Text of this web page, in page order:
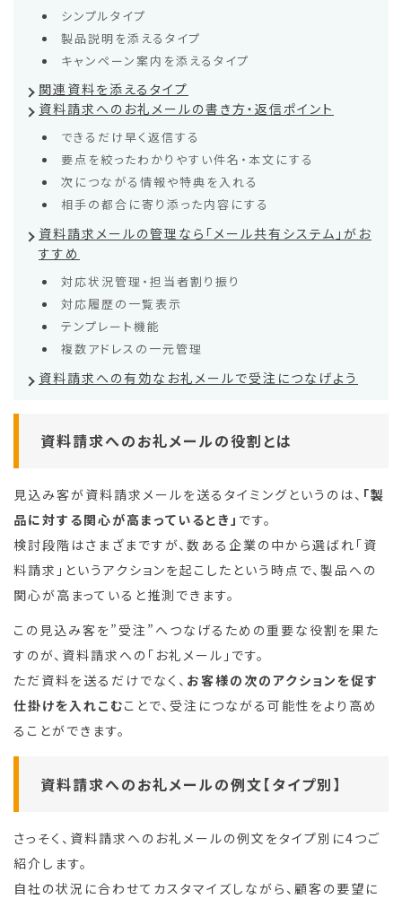
シンプルタイプ
製品説明を添えるタイプ
キャンペーン案内を添えるタイプ
関連資料を添えるタイプ
資料請求へのお礼メールの書き方・返信ポイント
できるだけ早く返信する
要点を絞ったわかりやすい件名・本文にする
次につながる情報や特典を入れる
相手の都合に寄り添った内容にする
資料請求メールの管理なら「メール共有システム」がお
すすめ
対応状況管理・担当者割り振り
対応履歴の一覧表示
テンプレート機能
複数アドレスの一元管理
資料請求への有効なお礼メールで受注につなげよう
資料請求へのお礼メールの役割とは
見込み客が資料請求メールを送るタイミングというのは、 「製
品に対する関心が高まっているとき」 です。
検討段階はさまざまですが、数ある企業の中から選ばれ「資
料請求」というアクションを起こしたという時点で、製品への
関心が高まっていると推測できます。
この見込み客を”受注”へつなげるための重要な役割を果た
すのが、資料請求への「お礼メール」です。
ただ資料を送るだけでなく、 お客様の次のアクションを促す
仕掛けを入れこむことで、受注につながる可能性をより高め
ることができます。
資料請求へのお礼メールの例文【タイプ別】
さっそく、資料請求へのお礼メールの例文をタイプ別に4つご
紹介します。
自社の状況に合わせてカスタマイズしながら、顧客の要望に